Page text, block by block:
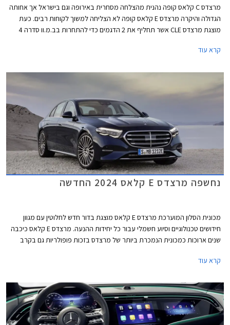
מרצדס C קלאס קופה נהנית מהצלחה מסחרית באירופה וגם בישראל אך אחותה
הגדולה והיקרה מרצדס E קלאס קופה לא הצליחה למשוך לקוחות רבים. כעת
מוצגת מרצדס CLE אשר תחליף את 2 הדגמים כדי להתחרות בב.מ.וו סדרה 4
ברבעון הראשון של 2024.
קרא עוד
נחשפה מרצדס E קלאס 2024 החדשה
מכונית הסלון המוערכת מרצדס E קלאס מוצגת בדור חדש לחלוטין עם מגוון
חידושים טכנולוגיים וסיוע חשמלי עבור כל יחידות ההנעה. מרצדס E קלאס כיכבה
שנים ארוכות כמכונית הנמכרת ביותר של מרצדס בזכות פופולריות גם בקרב
חדש שיוצע גם עם יחידת הנעה חשמלית. אאודי לעומת זאת צפויה להחליף את
A6 בדור חדש שלא יוצע עוד עם מנועי בעירה פנימית.
קרא עוד